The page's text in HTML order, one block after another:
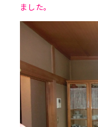
ました。